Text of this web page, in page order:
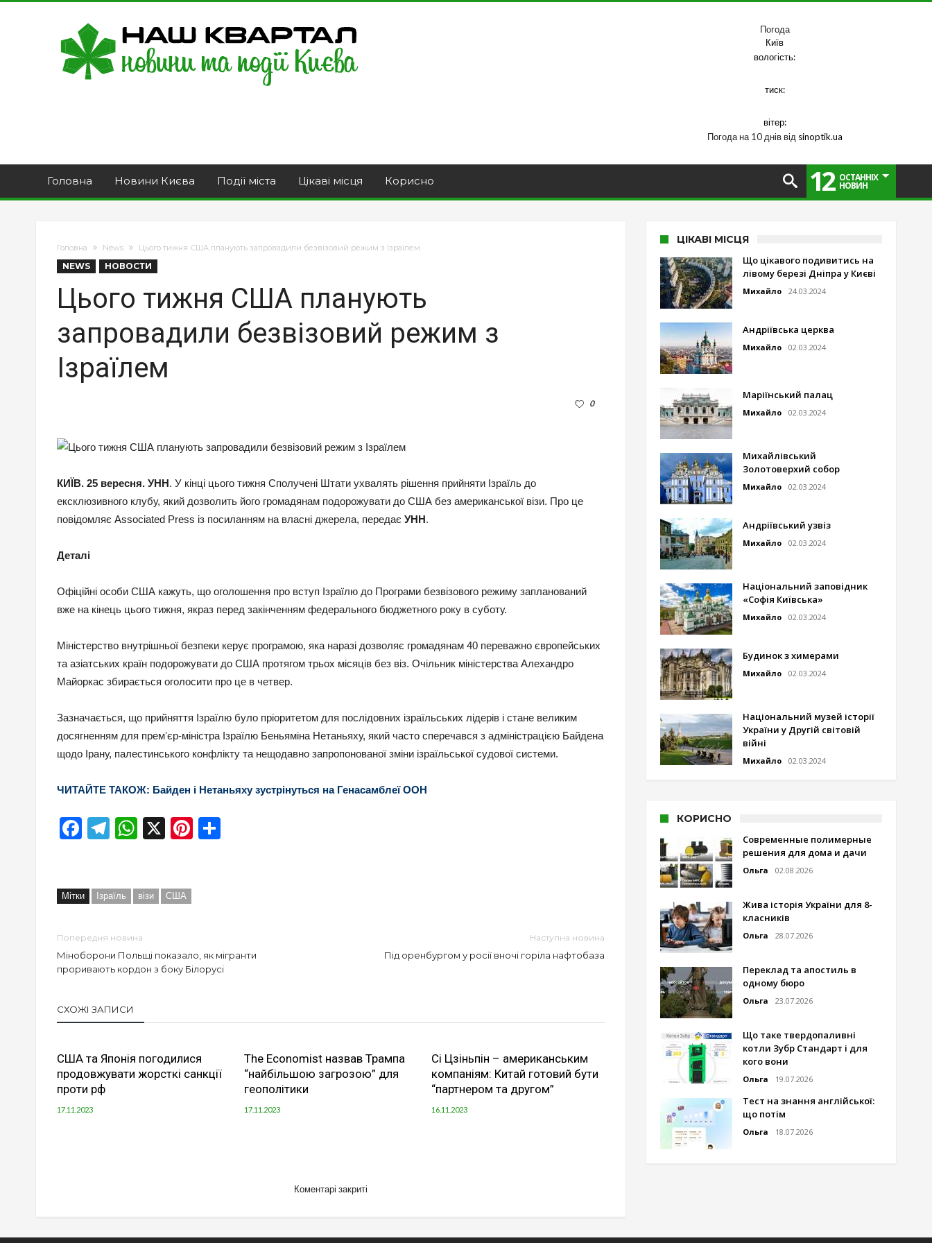
Погода
Київ
вологість:
тиск:
вітер:
Погода на 10 днів від sinoptik.ua
Головна Новини Києва Події міста Цікаві місця Корисно 12 ОСТАННІХ
НОВИН
Головна News Цього тижня США планують запровадили безвізовий режим з Ізраїлем
NEWS НОВОСТИ
Цього тижня США планують
запровадили безвізовий режим з
Ізраїлем
0
КИЇВ. 25 вересня. УНН. У кінці цього тижня Сполучені Штати ухвалять рішення прийняти Ізраїль до
ексклюзивного клубу, який дозволить його громадянам подорожувати до США без американської візи. Про це
повідомляє Associated Press із посиланням на власні джерела, передає УНН.
Деталі
Офіційні особи США кажуть, що оголошення про вступ Ізраїлю до Програми безвізового режиму запланований
вже на кінець цього тижня, якраз перед закінченням федерального бюджетного року в суботу.
Міністерство внутрішньої безпеки керує програмою, яка наразі дозволяє громадянам 40 переважно європейських
та азіатських країн подорожувати до США протягом трьох місяців без віз. Очільник міністерства Алехандро
Майоркас збирається оголосити про це в четвер.
Зазначається, що прийняття Ізраїлю було пріоритетом для послідовних ізраїльських лідерів і стане великим
досягненням для премʼєр-міністра Ізраїлю Беньяміна Нетаньяху, який часто сперечався з адміністрацією Байдена
щодо Ірану, палестинського конфлікту та нещодавно запропонованої зміни ізраїльської судової системи.
ЧИТАЙТЕ ТАКОЖ: Байден і Нетаньяху зустрінуться на Генасамблеї ООН
Facebook
Telegram
WhatsApp
X Pinterest
Мітки Ізраїль візи США
Попередня новина
Міноборони Польщі показало, як мігранти
проривають кордон з боку Білорусі
Наступна новина
Під оренбургом у росії вночі горіла нафтобаза
СХОЖІ ЗАПИСИ
США та Японія погодилися
продовжувати жорсткі санкції
проти рф
17.11.2023
The Economist назвав Трампа
“найбільшою загрозою” для
геополітики
17.11.2023
Сі Цзіньпін – американським
компаніям: Китай готовий бути
“партнером та другом”
16.11.2023
Коментарі закриті
ЦІКАВІ МІСЦЯ
Що цікавого подивитись на
лівому березі Дніпра у Києві
Михайло 24.03.2024
Андріївська церква
Михайло 02.03.2024
Маріїнський палац
Михайло 02.03.2024
Михайлівський
Золотоверхий собор
Михайло 02.03.2024
Андріївський узвіз
Михайло 02.03.2024
Національний заповідник
«Софія Київська»
Михайло 02.03.2024
Будинок з химерами
Михайло 02.03.2024
Національний музей історії
України у Другій світовій
війні
Михайло 02.03.2024
КОРИСНО
Современные полимерные
решения для дома и дачи
Ольга 02.08.2026
Жива історія України для 8-
класників
Ольга 28.07.2026
Переклад та апостиль в
одному бюро
Ольга 23.07.2026
Що таке твердопаливні
котли Зубр Стандарт і для
кого вони
Ольга 19.07.2026
Тест на знання англійської:
що потім
Ольга 18.07.2026